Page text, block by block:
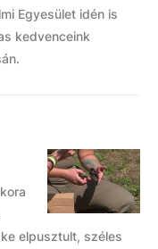
Egyesület idén is
kedvenceink
elpusztult, széles